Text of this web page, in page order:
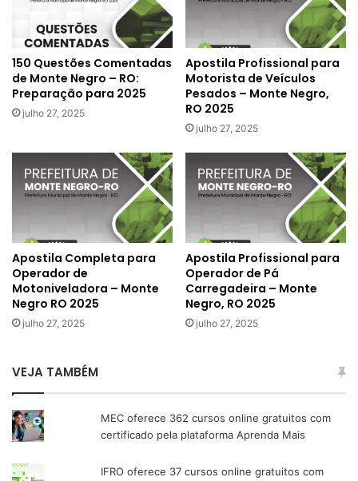
150 Questões Comentadas
de Monte Negro – RO:
Preparação para 2025
julho 27, 2025
Apostila Profissional para
Motorista de Veículos
Pesados – Monte Negro,
RO 2025
julho 27, 2025
Apostila Completa para
Operador de
Motoniveladora – Monte
Negro RO 2025
julho 27, 2025
Apostila Profissional para
Operador de Pá
Carregadeira – Monte
Negro, RO 2025
julho 27, 2025
VEJA TAMBÉM
MEC oferece 362 cursos online gratuitos com
certificado pela plataforma Aprenda Mais
IFRO oferece 37 cursos online gratuitos com